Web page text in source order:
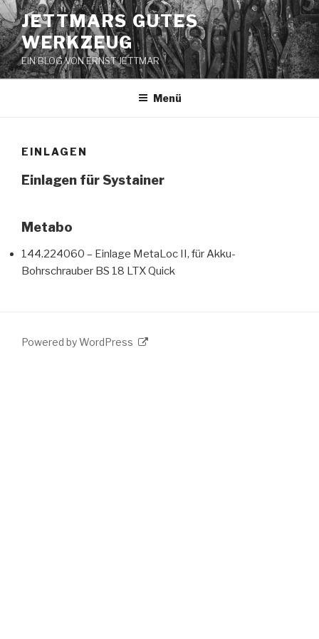
Zum
Inhalt
springen
JETTMARS GUTES
WERKZEUG
EIN BLOG VON ERNST JETTMAR
Menü
EINLAGEN
Einlagen für Systainer
Metabo
144.224060 – Einlage MetaLoc II, für Akku-
Bohrschrauber BS 18 LTX Quick
Powered by WordPress